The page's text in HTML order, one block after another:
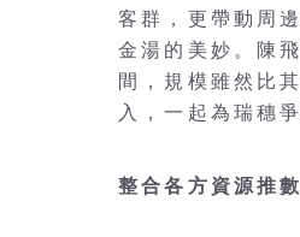
客群，更帶動周
金湯的美妙。陳
間，規模雖然比
入，一起為瑞穗
整合各方資源推